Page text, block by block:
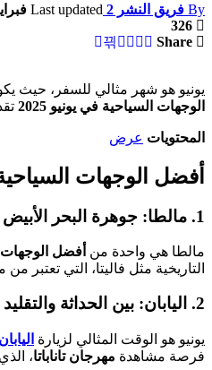
By فريق النشر 2 Last updated فبراير 16,
326
Share
يونيو هو شهر مثالي للسفر، حيث
الوجهات السياحية في يونيو 2025
المحتويات عرض
أفضل الوجهات السياحية
1. مالطا: جوهرة البحر
مالطا هي واحدة من أفضل الوجهات
التاريخية مثل فاليتا، التي تعتبر
2. اليابان: بين الحداثة والتقليد
يونيو هو الوقت المثالي لزيارة اليابان
فرصة مشاهدة مهرجان تاناباتا،